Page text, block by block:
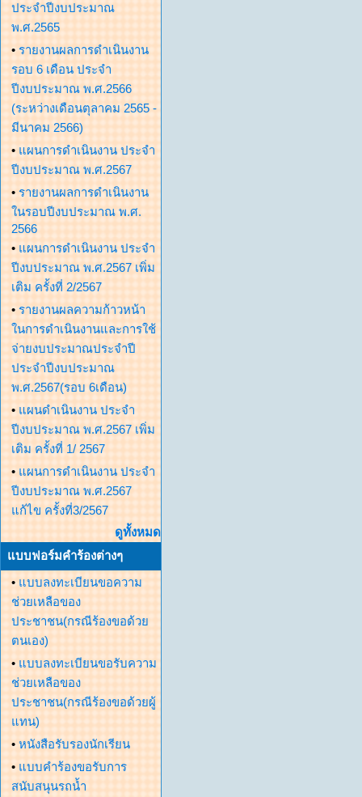
ประจำปีงบประมาณ
พ.ศ.2565
• รายงานผลการดำเนินงาน
รอบ 6 เดือน ประจำ
ปีงบประมาณ พ.ศ.2566
(ระหว่างเดือนตุลาคม 2565 -
มีนาคม 2566)
• แผนการดำเนินงาน ประจำ
ปีงบประมาณ พ.ศ.2567
• รายงานผลการดำเนินงาน
ในรอบปีงบประมาณ พ.ศ.
2566
• แผนการดำเนินงาน ประจำ
ปีงบประมาณ พ.ศ.2567 เพิ่ม
เติม ครั้งที่ 2/2567
• รายงานผลความก้าวหน้า
ในการดำเนินงานและการใช้
จ่ายงบประมาณประจำปี
ประจำปีงบประมาณ
พ.ศ.2567(รอบ 6เดือน)
• แผนดำเนินงาน ประจำ
ปีงบประมาณ พ.ศ.2567 เพิ่ม
เติม ครั้งที่ 1/ 2567
• แผนการดำเนินงาน ประจำ
ปีงบประมาณ พ.ศ.2567
แก้ไข ครั้งที่3/2567
ดูทั้งหมด
แบบฟอร์มคำร้องต่างๆ
• แบบลงทะเบียนขอความ
ช่วยเหลือของ
ประชาชน(กรณีร้องขอด้วย
ตนเอง)
• แบบลงทะเบียนขอรับความ
ช่วยเหลือของ
ประชาชน(กรณีร้องขอด้วยผู้
แทน)
• หนังสือรับรองนักเรียน
• แบบคำร้องขอรับการ
สนับสนุนรถน้ำ